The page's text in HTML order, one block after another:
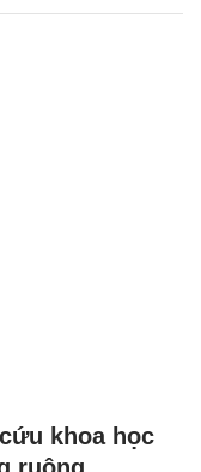
khoa học